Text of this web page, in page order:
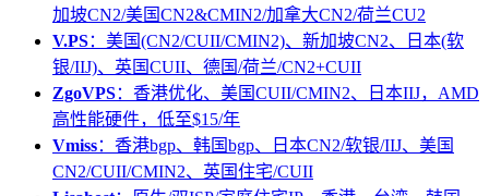
加坡CN2/美国CN2&CMIN2/加拿大CN2/荷兰CU2
V.PS：美国(CN2/CUII/CMIN2)、新加坡CN2、日本(软
银/IIJ)、英国CUII、德国/荷兰/CN2+CUII
ZgoVPS：香港优化、美国CUII/CMIN2、日本IIJ，AMD
高性能硬件，低至$15/年
Vmiss：香港bgp、韩国bgp、日本CN2/软银/IIJ、美国
CN2/CUII/CMIN2、英国住宅/CUII